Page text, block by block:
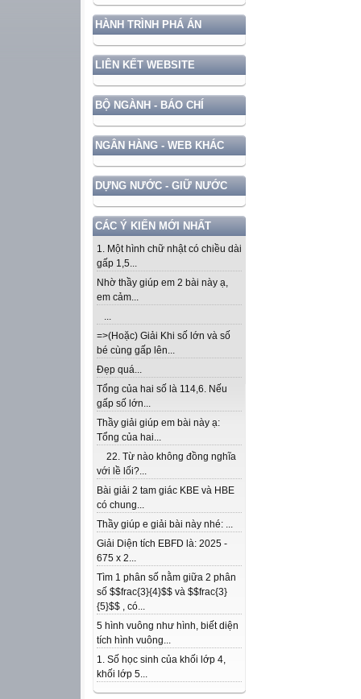
HÀNH TRÌNH PHÁ ÁN
LIÊN KẾT WEBSITE
BỘ NGÀNH - BÁO CHÍ
NGÂN HÀNG - WEB KHÁC
DỰNG NƯỚC - GIỮ NƯỚC
CÁC Ý KIẾN MỚI NHẤT
1. Một hình chữ nhật có chiều dài
gấp 1,5...
Nhờ thầy giúp em 2 bài này ạ,
em cảm...
...
=>(Hoặc) Giải Khi số lớn và số
bé cùng gấp lên...
Đẹp quá...
Tổng của hai số là 114,6. Nếu
gấp số lớn...
Thầy giải giúp em bài này ạ:
Tổng của hai...
22. Từ nào không đồng nghĩa
với lề lối?...
Bài giải 2 tam giác KBE và HBE
có chung...
Thầy giúp e giải bài này nhé: ...
Giải Diện tích EBFD là: 2025 -
675 x 2...
Tìm 1 phân số nằm giữa 2 phân
số $$frac{3}{4}$$ và $$frac{3}
{5}$$ , có...
5 hình vuông như hình, biết diện
tích hình vuông...
1. Số học sinh của khối lớp 4,
khối lớp 5...